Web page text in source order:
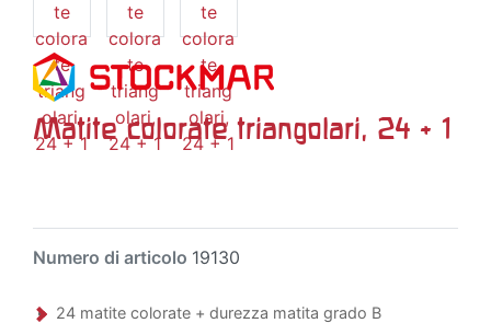
Matite colorate triangolari, 24 + 1
Numero di articolo 19130
24 matite colorate + durezza matita grado B